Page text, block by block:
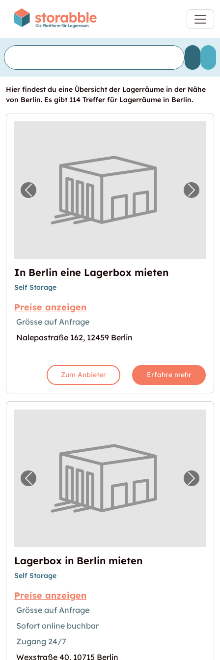
Hier findest du eine Übersicht der Lagerräume in der Nähe
von Berlin. Es gibt 114 Treffer für Lagerräume in Berlin.
Vorheriges Bild für "In Berlin eine Lagerbox
In Berlin eine Lagerbox mieten
Self Storage
Preise anzeigen
Grösse auf Anfrage
Nalepastraße 162, 12459 Berlin
Zum Anbieter Erfahre mehr
Vorheriges Bild für "Lagerbox in Berlin
Lagerbox in Berlin mieten
Self Storage
Preise anzeigen
Grösse auf Anfrage
Sofort online buchbar
Zugang 24/7
Wexstraße 40, 10715 Berlin